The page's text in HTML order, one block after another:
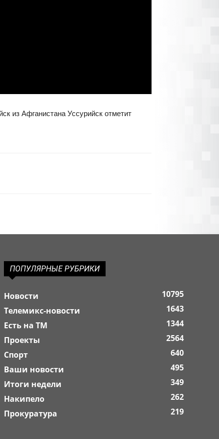
из Афганистана Уссурийск отметит
ПОПУЛЯРНЫЕ РУБРИКИ
Новости
10795
Телемикс-новости
1643
Есть на ТМ
1344
Проекты
2564
Спорт
640
Ваши новости
495
Итоги недели
349
Накипело
262
Прокуратура
219